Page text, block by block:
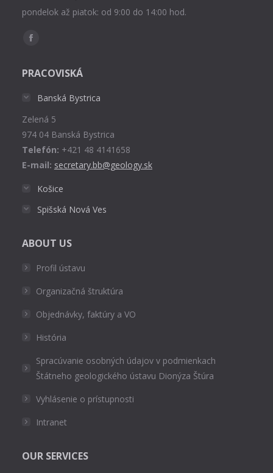
pondelok až piatok: od 9:00 do 14:00 hod.
Find us on:
Facebook
opens
window
PRACOVISKÁ
Banská Bystrica
Zelená 5
974 04 Banská Bystrica
Telefón: +421 48 4141658
E-mail: secretary.bb@geology.sk
Košice
Spišská Nová Ves
ABOUT US
Profil ústavu
Organizačná štruktúra
Objednávky, faktúry a VO
História
Spracúvanie osobných údajov v podmienkach
Štátneho geologického ústavu Dionýza Štúra
Vyhlásenie o prístupnosti
Intranet
OUR SERVICES